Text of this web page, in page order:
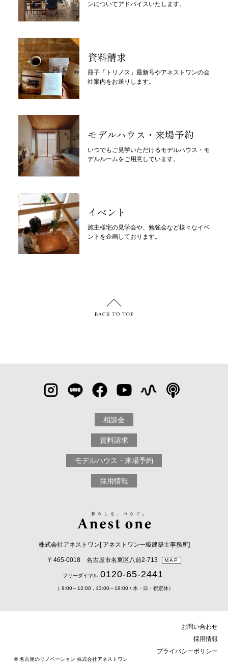
ンについてアドバイスいたします。
資料請求
冊子「トリノス」最新号やアネストワンの会
社案内をお送りします。
モデルハウス・来場予約
いつでもご見学いただけるモデルハウス・モ
デルルームをご用意しています。
イベント
施主様宅の見学会や、勉強会など様々なイベ
ントを企画しております。
相談会
資料請求
モデルハウス・来場予約
採用情報
株式会社アネストワン[ アネストワン一級建築士事務所]
〒465-0018 名古屋市名東区八前2-713 MAP
フリーダイヤル 0120-65-2441
（ 9:00～12:00 , 13:00～18:00 / 水・日・祝定休）
お問い合わせ
採用情報
プライバシーポリシー
© 名古屋のリノベーション 株式会社アネストワン